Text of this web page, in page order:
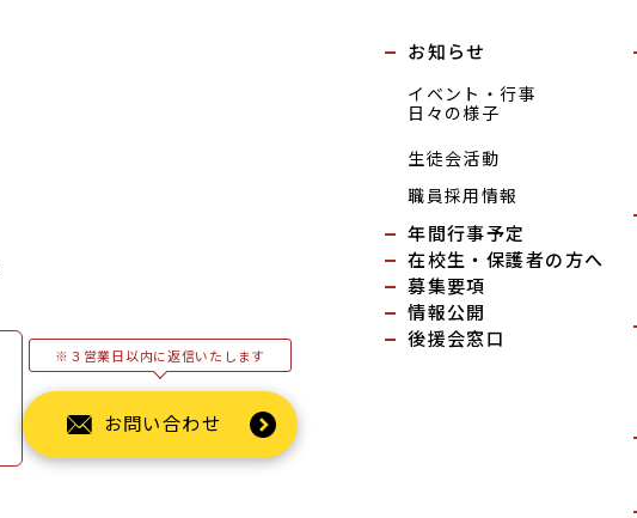
※３営業日以内に返信いたします
お問い合わせ
お知らせ
イベント・行事
日々の様子
生徒会活動
職員採用情報
年間行事予定
在校生・保護者の方へ
募集要項
情報公開
後援会窓口